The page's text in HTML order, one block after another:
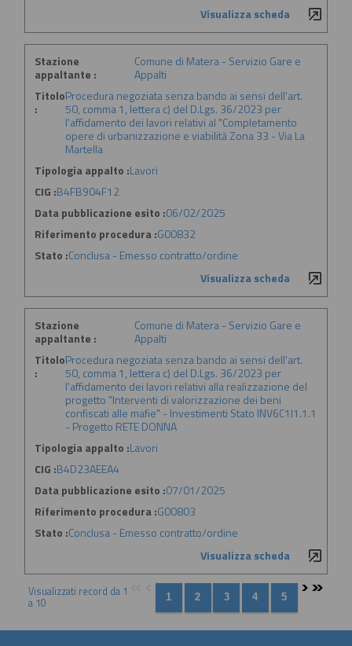
Visualizza scheda
Stazione
appaltante :
Comune di Matera - Servizio Gare e
Appalti
Titolo
:
Procedura negoziata senza bando ai sensi dell'art.
50, comma 1, lettera c) del D.Lgs. 36/2023 per
l'affidamento dei lavori relativi al "Completamento
opere di urbanizzazione e viabilità Zona 33 - Via La
Martella
Tipologia appalto :Lavori
CIG :B4FB904F12
Data pubblicazione esito :06/02/2025
Riferimento procedura :G00832
Stato :Conclusa - Emesso contratto/ordine
Visualizza scheda
Stazione
appaltante :
Comune di Matera - Servizio Gare e
Appalti
Titolo
:
Procedura negoziata senza bando ai sensi dell'art.
50, comma 1, lettera c) del D.Lgs. 36/2023 per
l'affidamento dei lavori relativi alla realizzazione del
progetto "Interventi di valorizzazione dei beni
confiscati alle mafie" - Investimenti Stato INV6C1I1.1.1
- Progetto RETE DONNA
Tipologia appalto :Lavori
CIG :B4D23AEEA4
Data pubblicazione esito :07/01/2025
Riferimento procedura :G00803
Stato :Conclusa - Emesso contratto/ordine
Visualizza scheda
Visualizzati record da 1
a 10